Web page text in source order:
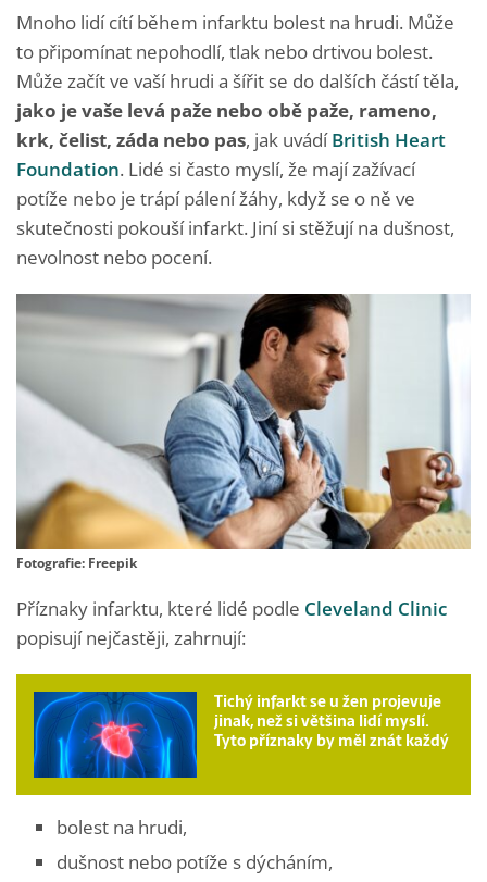
Mnoho lidí cítí během infarktu bolest na hrudi. Může
to připomínat nepohodlí, tlak nebo drtivou bolest.
Může začít ve vaší hrudi a šířit se do dalších částí těla,
jako je vaše levá paže nebo obě paže, rameno,
krk, čelist, záda nebo pas, jak uvádíBritish Heart
Foundation. Lidé si často myslí, že mají zažívací
potíže nebo je trápí pálení žáhy, když se o ně ve
skutečnosti pokouší infarkt. Jiní si stěžují na dušnost,
nevolnost nebo pocení.
Fotografie: Freepik
Příznaky infarktu, které lidé podle Cleveland Clinic
popisují nejčastěji, zahrnují:
Tichý infarkt se u žen projevuje
jinak, než si většina lidí myslí.
Tyto příznaky by měl znát každý
bolest na hrudi,
dušnost nebo potíže s dýcháním,